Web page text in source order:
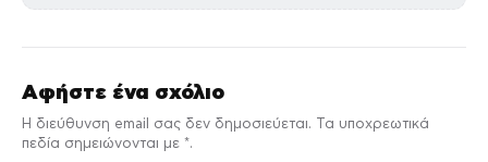
Αφήστε ένα σχόλιο
Η διεύθυνση email σας δεν δημοσιεύεται. Τα υποχρεωτικά
πεδία σημειώνονται με *.